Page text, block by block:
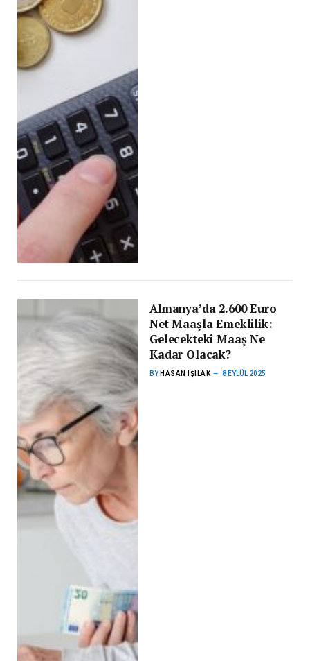
Almanya’da 2.600 Euro
Net Maaşla Emeklilik:
Gelecekteki Maaş Ne
Kadar Olacak?
BY HASAN IŞILAK 8 EYLÜL 2025